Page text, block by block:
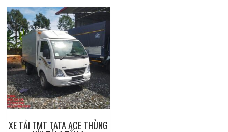
XE TẢI TMT TATA ACE THÙNG